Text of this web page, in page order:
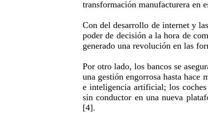
transformación manufacturera en
Con del desarrollo de internet y
poder de decisión a la hora de
generado una revolución en las
Por otro lado, los bancos se
una gestión engorrosa hasta
e inteligencia artificial; los
sin conductor en una nueva
[4].